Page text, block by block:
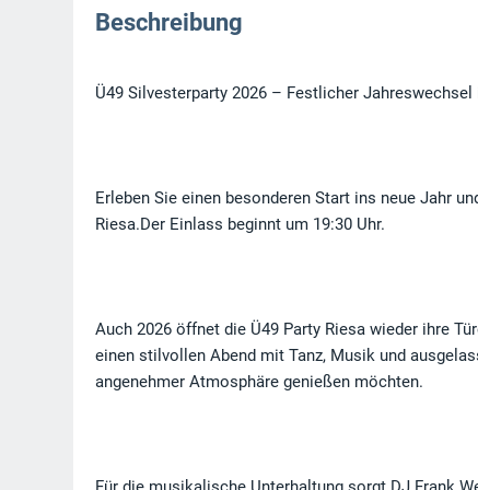
Beschreibung
Ü49 Silvesterparty 2026 – Festlicher Jahreswechsel
Erleben Sie einen besonderen Start ins neue Jahr
Riesa.Der Einlass beginnt um 19:30 Uhr.
Auch 2026 öffnet die Ü49 Party Riesa wieder ihre
einen stilvollen Abend mit Tanz, Musik und
angenehmer Atmosphäre genießen möchten.